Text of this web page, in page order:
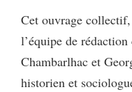
Cet ouvrage
l’équipe de
Chambarlhac et
historien et